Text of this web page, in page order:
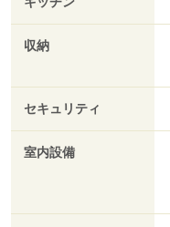
収納
セキュリティ
室内設備